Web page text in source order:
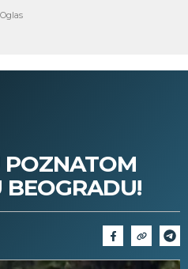
POZNATOM
BEOGRADU!